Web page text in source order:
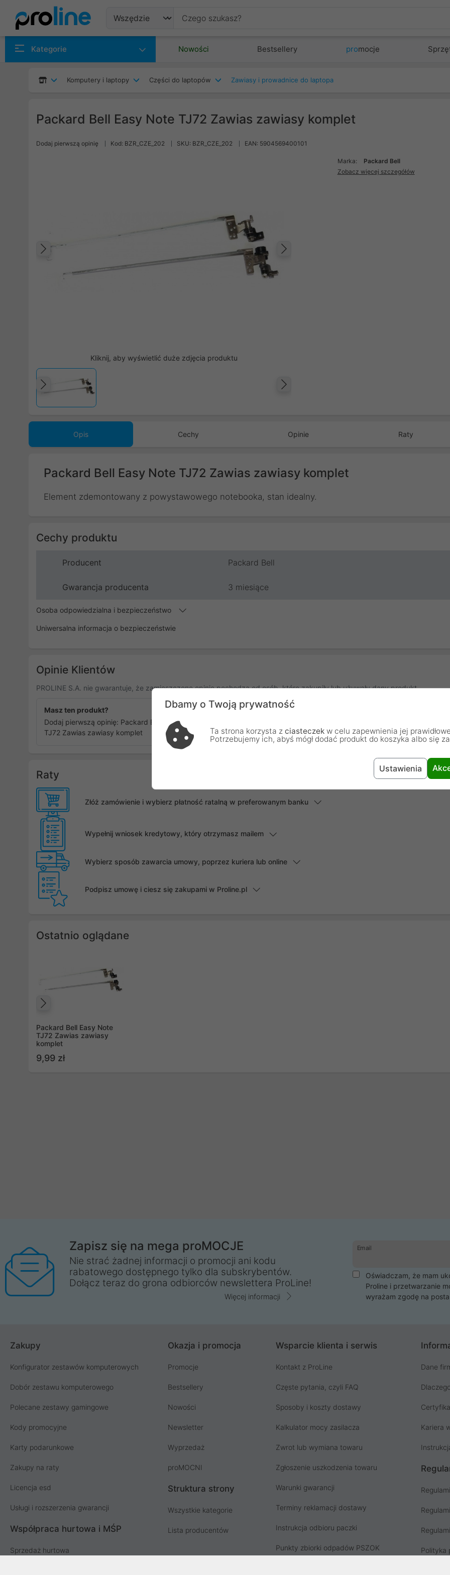
Kategorie Nowości Bestsellery promocje
Komputery i laptopy Części do laptopów Zawiasy i prowadnice do laptopa
Packard Bell Easy Note TJ72 Zawias zawiasy komplet
Dodaj pierwszą opinię Kod: BZR_CZE_202 SKU: BZR_CZE_202 EAN: 5904569400101
Kliknij, aby wyświetlić duże zdjęcia produktu
Poprzedni
Marka:
Packard Bell
Zobacz więcej szczegółów
Opis Cechy Opinie Raty
Packard Bell Easy Note TJ72 Zawias zawiasy komplet
Element zdemontowany z powystawowego notebooka, stan idealny.
Cechy produktu
Producent Packard Bell
Gwarancja producenta 3 miesiące
Osoba odpowiedzialna i bezpieczeństwo
Uniwersalna informacja o bezpieczeństwie
Opinie Klientów
PROLINE S.A. nie gwarantuje, że zamieszczone opinie pochodzą od osób, które zakupiły lub używały dany produkt.
Masz ten produkt?
Dodaj pierwszą opinię: Packard Bell Easy Note
TJ72 Zawias zawiasy komplet
Raty
Złóż zamówienie i wybierz płatność ratalną w preferowanym banku
Wypełnij wniosek kredytowy, który otrzymasz mailem
Wybierz sposób zawarcia umowy, poprzez kuriera lub online
Podpisz umowę i ciesz się zakupami w Proline.pl
Ostatnio oglądane
Packard Bell Easy Note
TJ72 Zawias zawiasy
komplet
9,99 zł
Zapisz się na mega proMOCJE
Nie strać żadnej informacji o promocji ani kodu
rabatowego dostępnego tylko dla subskrybentów.
Dołącz teraz do grona odbiorców newslettera ProLine!
Więcej informacji
Email
Oświadczam, że mam
Proline i przetwarzanie
wyrażam zgodę na
Zakupy
Konfigurator zestawów komputerowych
Dobór zestawu komputerowego
Polecane zestawy gamingowe
Kody promocyjne
Karty podarunkowe
Zakupy na raty
Licencja esd
Usługi i rozszerzenia gwarancji
Współpraca hurtowa i MŚP
Sprzedaż hurtowa
Okazja i promocja
Promocje
Bestsellery
Nowości
Newsletter
Wyprzedaż
proMOCNI
Struktura strony
Wszystkie kategorie
Lista producentów
Wsparcie klienta i serwis
Kontakt z ProLine
Częste pytania, czyli FAQ
Sposoby i koszty dostawy
Kalkulator mocy zasilacza
Zwrot lub wymiana towaru
Zgłoszenie uszkodzenia towaru
Warunki gwarancji
Terminy reklamacji dostawy
Instrukcja odbioru paczki
Punkty zbiorki odpadów PSZOK
Dane
Kariera
Polityka
Dbamy o Twoją prywatność
Ta strona korzysta z ciasteczek w celu zapewnienia jej
Potrzebujemy ich, abyś mógł dodać produkt do koszyka albo się
Ustawienia